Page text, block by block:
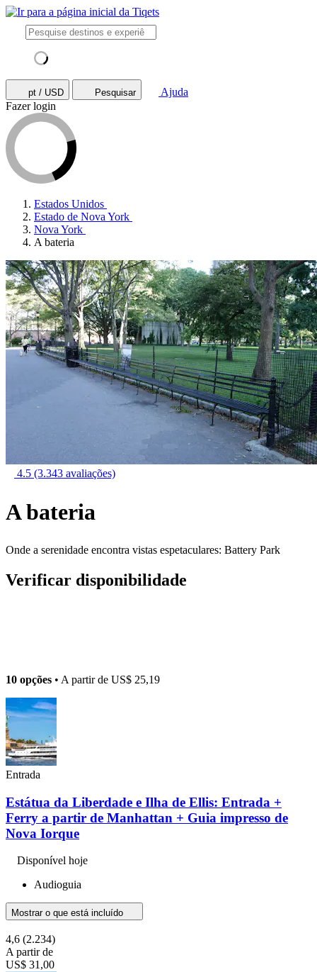
pt / USD Pesquisar
Ajuda
Fazer login
Estados Unidos
Estado de Nova York
Nova York
A bateria
4.5 (3.343 avaliações)
A bateria
Onde a serenidade encontra vistas espetaculares: Battery Park
Verificar disponibilidade
10 opções • A partir de US$ 25,19
Entrada
Estátua da Liberdade e Ilha de Ellis: Entrada +
Ferry a partir de Manhattan + Guia impresso de
Nova Iorque
Disponível hoje
Audioguia
Mostrar o que está incluído
4,6 (2.234)
A partir de
US$ 31,00